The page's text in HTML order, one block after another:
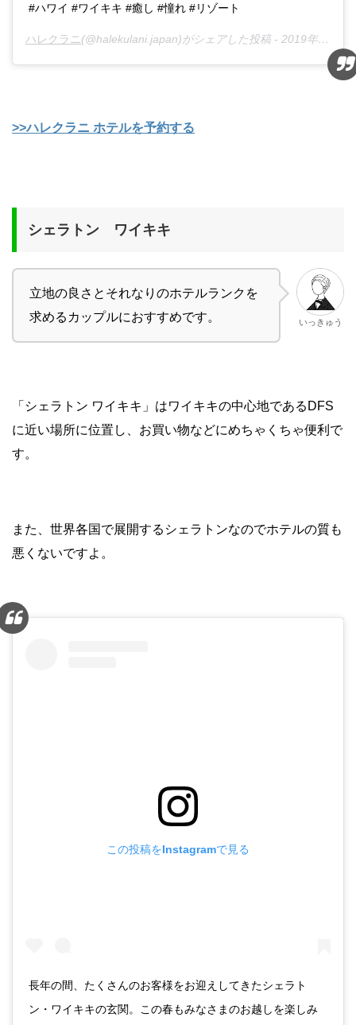
#ハワイ #ワイキキ #癒し #憧れ #リゾート
ハレクラニ (@halekulani.japan)がシェアした投稿 - 2019年 5月月10日午後10時59分PDT
>>ハレクラニ ホテルを予約する
シェラトン ワイキキ
立地の良さとそれなりのホテルランクを
求めるカップルにおすすめです。
いっきゅう
「シェラトン ワイキキ」はワイキキの中心地であるDFS
に近い場所に位置し、お買い物などにめちゃくちゃ便利で
す。
また、世界各国で展開するシェラトンなのでホテルの質も
悪くないですよ。
この投稿をInstagramで見る
長年の間、たくさんのお客様をお迎えしてきたシェラト
ン・ワイキキの玄関。この春もみなさまのお越しを楽しみ